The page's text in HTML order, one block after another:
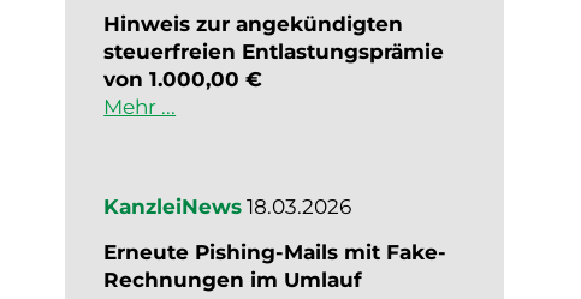
Hinweis zur angekündigten
steuerfreien Entlastungsprämie
von 1.000,00 €
Mehr ...
KanzleiNews 18.03.2026
Erneute Pishing-Mails mit Fake-
Rechnungen im Umlauf